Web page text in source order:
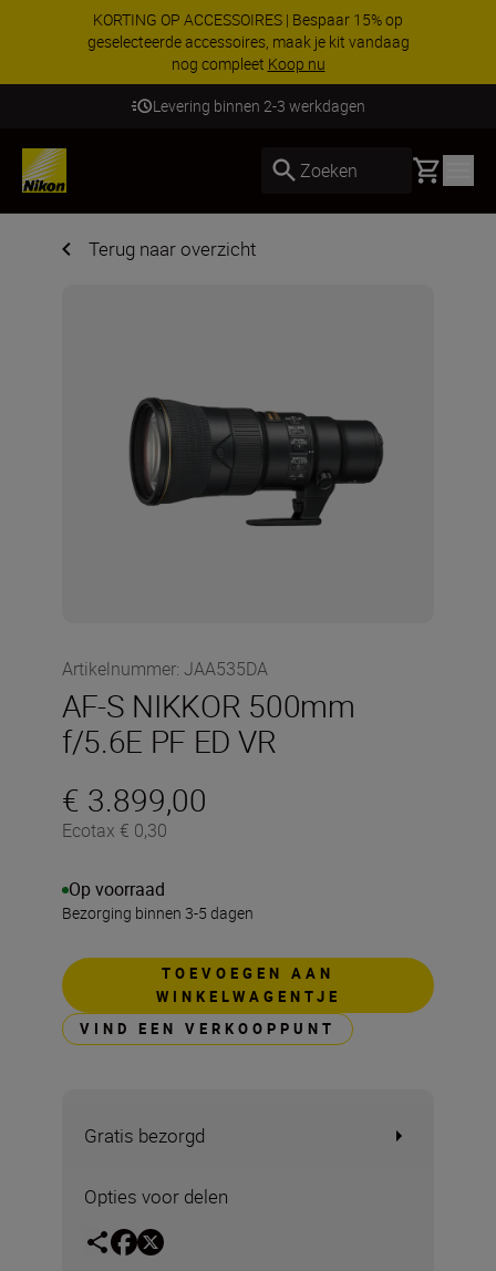
KORTING OP ACCESSOIRES | Bespaar 15% op
geselecteerde accessoires, maak je kit vandaag
nog compleet Koop nu
Levering binnen 2-3 werkdagen
Zoeken Basket
Terug naar overzicht
Artikelnummer: JAA535DA
AF-S NIKKOR 500mm
f/5.6E PF ED VR
€ 3.899,00
Ecotax € 0,30
Op voorraad
Bezorging binnen 3-5 dagen
TOEVOEGEN AAN
WINKELWAGENTJE
VIND EEN VERKOOPPUNT
Gratis bezorgd
Opties voor delen